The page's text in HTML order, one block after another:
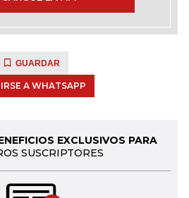
GUARDAR
A WHATSAPP
EXCLUSIVOS PARA
SUSCRIPTORES